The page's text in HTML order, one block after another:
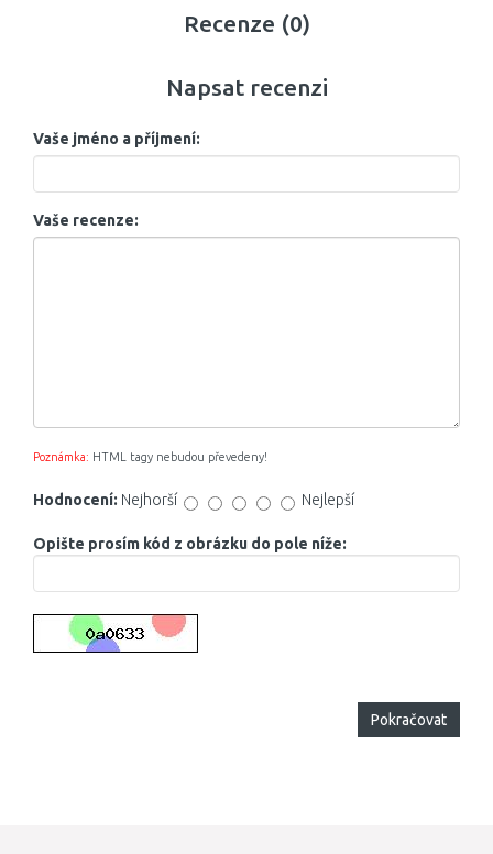
Recenze (0)
Napsat recenzi
Vaše jméno a příjmení:
Vaše recenze:
Poznámka: HTML tagy nebudou převedeny!
Hodnocení: Nejhorší Nejlepší
Opište prosím kód z obrázku do pole níže:
Pokračovat